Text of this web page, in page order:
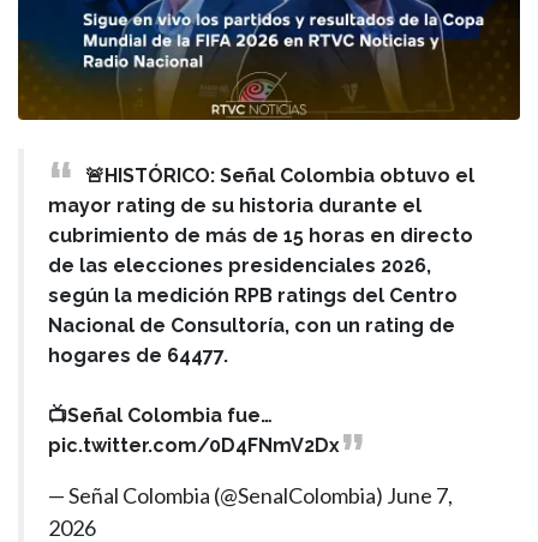
🚨HISTÓRICO: Señal Colombia obtuvo el
mayor rating de su historia durante el
cubrimiento de más de 15 horas en directo
de las elecciones presidenciales 2026,
según la medición RPB ratings del Centro
Nacional de Consultoría, con un rating de
hogares de 64477.
📺Señal Colombia fue…
pic.twitter.com/0D4FNmV2Dx
— Señal Colombia (@SenalColombia) June 7,
2026